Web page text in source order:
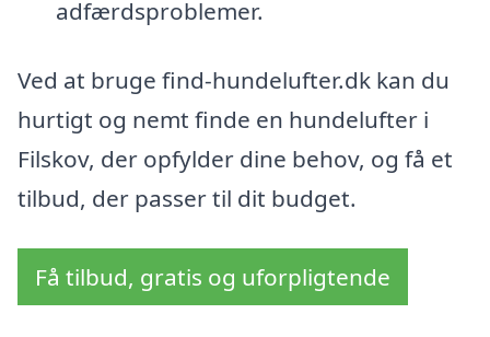
adfærdsproblemer.
Ved at bruge find-hundelufter.dk kan du
hurtigt og nemt finde en hundelufter i
Filskov, der opfylder dine behov, og få et
tilbud, der passer til dit budget.
Få tilbud, gratis og uforpligtende